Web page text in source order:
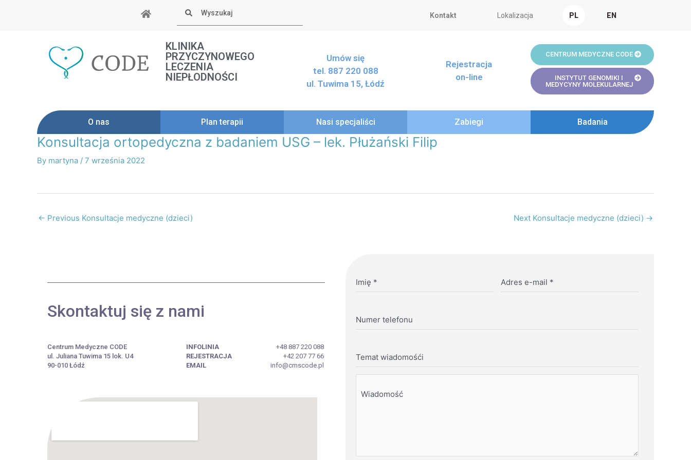
Kontakt Lokalizacja PL EN
KLINIKA
PRZYCZYNOWEGO
LECZENIA
NIEPŁODNOŚCI
Umów się
tel. 887 220 088
ul. Tuwima 15, Łódź
Rejestracja
on-line
CENTRUM MEDYCZNE CODE
INSTYTUT GENOMIKI I
MEDYCYNY MOLEKULARNEJ
O nas Plan terapii Nasi specjaliści Zabiegi Badania
Konsultacja ortopedyczna z badaniem USG – lek. Płużański Filip
By martyna / 7 września 2022
Post
← Previous Konsultacje medyczne (dzieci) Next Konsultacje medyczne (dzieci) →
Skontaktuj się z nami
Centrum Medyczne CODE
ul. Juliana Tuwima 15 lok. U4
90-010 Łódź
INFOLINIA
REJESTRACJA
EMAIL
+48 887 220 088
+42 207 77 66
info@cmscode.pl
Imię * Adres e-mail *
Numer telefonu
Temat wiadomośći
Wiadomość